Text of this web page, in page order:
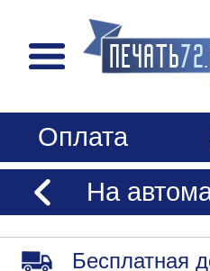
Оплата
На
Бесплатная